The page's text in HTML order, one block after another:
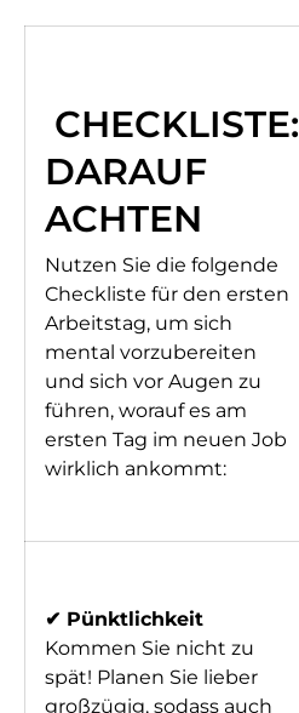
CHECKLISTE:
DARAUF
ACHTEN
Nutzen Sie die folgende
Checkliste für den ersten
Arbeitstag, um sich
mental vorzubereiten
und sich vor Augen zu
führen, worauf es am
ersten Tag im neuen Job
wirklich ankommt:
✔ Pünktlichkeit
Kommen Sie nicht zu
spät! Planen Sie lieber
großzügig, sodass auch